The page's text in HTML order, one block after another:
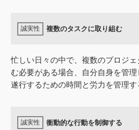
複数のタスクに取り組む
忙しい日々の中で、複数のプロジ
む必要がある場合、自分自身を管
遂行するための時間と労力を管理す
衝動的な行動を制御する